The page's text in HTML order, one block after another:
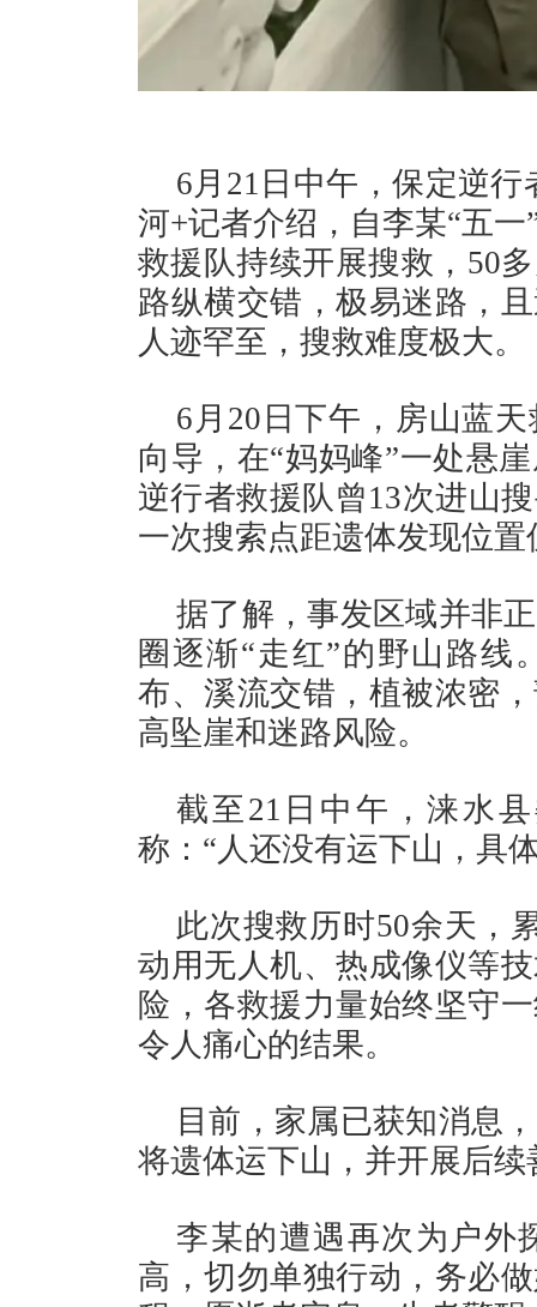
6月21日中午，保定逆
河+记者介绍，自李某“五
救援队持续开展搜救，50
路纵横交错，极易迷路，
人迹罕至，搜救难度极大。
6月20日下午，房山蓝
向导，在“妈妈峰”一处悬
逆行者救援队曾13次进山
一次搜索点距遗体发现位置
据了解，事发区域并非
圈逐渐“走红”的野山路线
布、溪流交错，植被浓密
高坠崖和迷路风险。
截至21日中午，涞水
称：“人还没有运下山，具
此次搜救历时50余天，
动用无人机、热成像仪等
险，各救援力量始终坚守
令人痛心的结果。
目前，家属已获知消息
将遗体运下山，并开展后续
李某的遭遇再次为户外
高，切勿单独行动，务必